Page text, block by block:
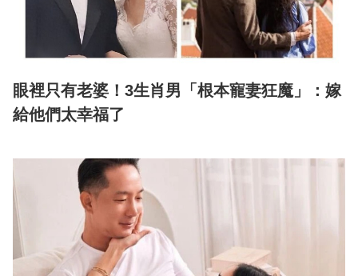
眼裡只有老婆！3生肖男「根本寵妻狂魔」：嫁
給他們太幸福了